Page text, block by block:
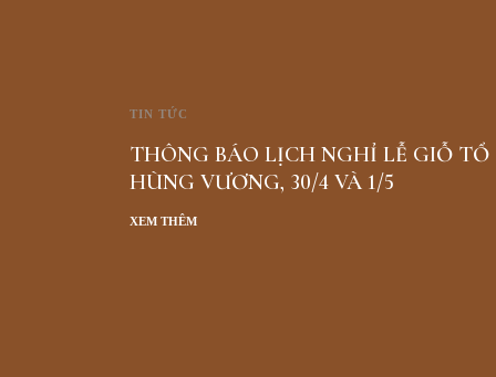
TIN TỨC
THÔNG BÁO LỊCH NGHỈ LỄ GIỖ TỔ
HÙNG VƯƠNG, 30/4 VÀ 1/5
XEM THÊM